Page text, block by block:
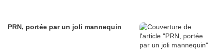
PRN, portée par un joli mannequin